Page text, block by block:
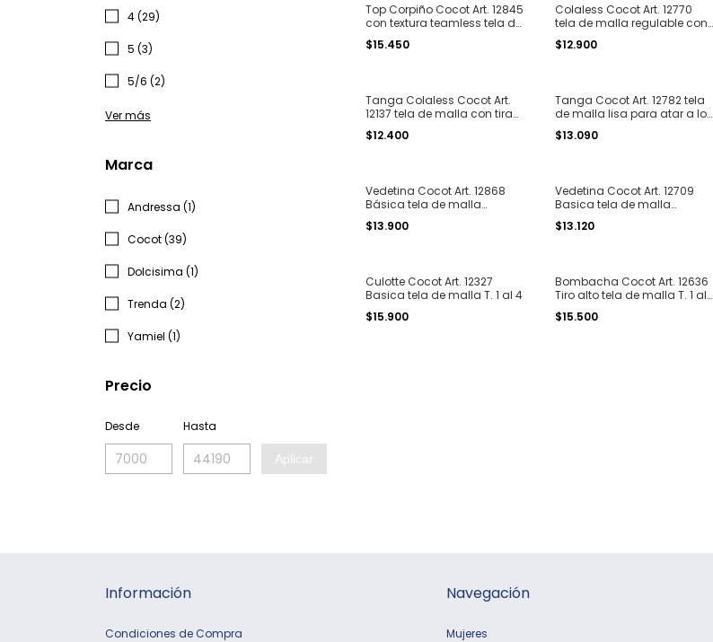
4 (29)
5 (3)
5/6 (2)
Ver más
Marca
Andressa (1)
Cocot (39)
Dolcisima (1)
Trenda (2)
Yamiel (1)
Precio
Desde Hasta
Aplicar
Top Corpiño Cocot Art. 12845
con textura teamless tela de
malla T. 1 al 6
$15.450
Colaless Cocot Art. 12770
tela de malla regulable con
collareta ancha T. 1 al 4
$12.900
Tanga Colaless Cocot Art.
12137 tela de malla con tiras
para atar T. 1/2
$12.400
Tanga Cocot Art. 12782 tela
de malla lisa para atar a los
lados T. 1 al 4
$13.090
Vedetina Cocot Art. 12868
Básica tela de malla
texturada seamless T. 1 al 4
$13.900
Vedetina Cocot Art. 12709
Basica tela de malla
estampado surtido T. 1 al 4
$13.120
Culotte Cocot Art. 12327
Basica tela de malla T. 1 al 4
$15.900
Bombacha Cocot Art. 12636
Tiro alto tela de malla T. 1 al
4
$15.500
Información
Condiciones de Compra
Navegación
Mujeres